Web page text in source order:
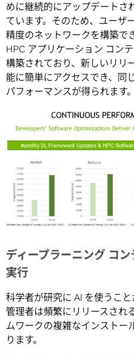
めに継続的にアップデートさ
ています。そのため、ユーザ
精度のネットワークを構築で
HPC アプリケーション コン
構築されており、新しいリリ
能に簡単にアクセスでき、同
パフォーマンスが得られます。
ディープラーニング コ
実行
科学者が研究に AI を使うこ
管理者は頻繁にリリースされ
ムワークの複雑なインストー
ります。